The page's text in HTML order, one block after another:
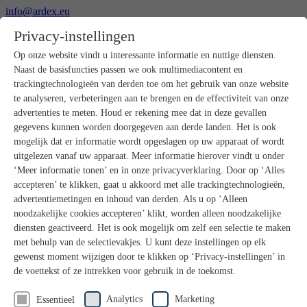
info@ardex.eu
Nederlands
Français
Producten
Productoverzicht
Ruwbouw
Dekvloeren
Voorbereiding ondergrond
Vloeregalisaties
Afdichtingen
Tegellijmen
Voegmortels
Voegen / Siliconen
Montagelijmen
Natuursteenprogramma
Vloerbedekkings- en parketlijmen
Wandegalesaties
Accessoires
PANDOMO®
Badkamerrenovatie met wedi
Privacy-instellingen
Op onze website vindt u interessante informatie en nuttige diensten.
Naast de basisfuncties passen we ook multimediacontent en
trackingtechnologieën van derden toe om het gebruik van onze website
te analyseren, verbeteringen aan te brengen en de effectiviteit van onze
advertenties te meten. Houd er rekening mee dat in deze gevallen
gegevens kunnen worden doorgegeven aan derde landen. Het is ook
mogelijk dat er informatie wordt opgeslagen op uw apparaat of wordt
uitgelezen vanaf uw apparaat. Meer informatie hierover vindt u onder
‘Meer informatie tonen’ en in onze privacyverklaring. Door op ‘Alles
accepteren’ te klikken, gaat u akkoord met alle trackingtechnologieën,
advertentiemetingen en inhoud van derden. Als u op ‘Alleen
noodzakelijke cookies accepteren’ klikt, worden alleen noodzakelijke
diensten geactiveerd. Het is ook mogelijk om zelf een selectie te maken
met behulp van de selectievakjes. U kunt deze instellingen op elk
gewenst moment wijzigen door te klikken op ‘Privacy-instellingen’ in
de voettekst of ze intrekken voor gebruik in de toekomst.
Essentieel Analytics Marketing